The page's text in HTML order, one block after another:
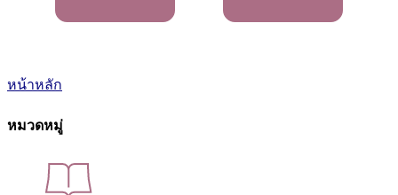
หน้าหลัก
หมวดหมู่